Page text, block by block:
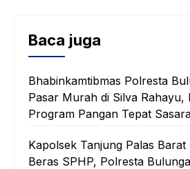
Baca juga
Bhabinkamtibmas Polresta
Pasar Murah di Silva Rahayu,
Program Pangan Tepat
Kapolsek Tanjung Palas
Beras SPHP, Polresta